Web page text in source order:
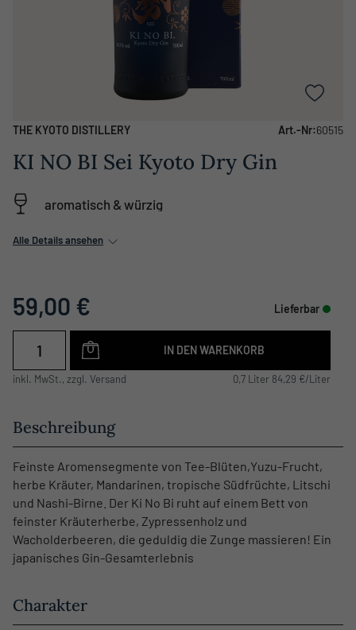
THE KYOTO DISTILLERY Art.-Nr:60515
KI NO BI Sei Kyoto Dry Gin
aromatisch & würzig
Alle Details ansehen
59,00 € Lieferbar
IN DEN WARENKORB
inkl. MwSt., zzgl. Versand 0,7 Liter 84,29 €/Liter
Beschreibung
Feinste Aromensegmente von Tee-Blüten,Yuzu-Frucht,
herbe Kräuter, Mandarinen, tropische Südfrüchte, Litschi
und Nashi-Birne. Der Ki No Bi ruht auf einem Bett von
feinster Kräuterherbe, Zypressenholz und
Wacholderbeeren, die geduldig die Zunge massieren! Ein
japanisches Gin-Gesamterlebnis
Charakter